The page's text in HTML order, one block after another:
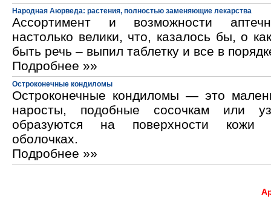
Народная Аюрведа: растения, полностью заменяющие лекарства
Ассортимент и возможности
настолько велики, что, казалось бы, о
быть речь – выпил таблетку и все в
Подробнее »»
Остроконечные кондиломы
Остроконечные кондиломы — это
наросты, подобные сосочкам или
образуются на поверхности кожи
оболочках.
Подробнее »»